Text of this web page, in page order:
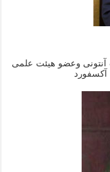
آنتونی وعضو هیئت علمی